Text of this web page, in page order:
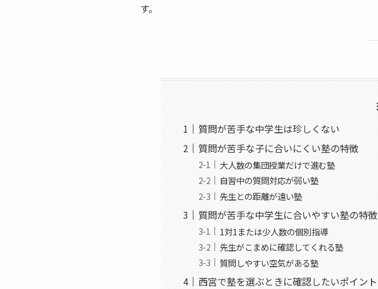
す。
質問が苦手な中学生は珍しくない
質問が苦手な子に合いにくい塾の特徴
大人数の集団授業だけで進む塾
自習中の質問対応が弱い塾
先生との距離が遠い塾
質問が苦手な中学生に合いやすい塾の特徴
1対1または少人数の個別指導
先生がこまめに確認してくれる塾
質問しやすい空気がある塾
西宮で塾を選ぶときに確認したいポイント